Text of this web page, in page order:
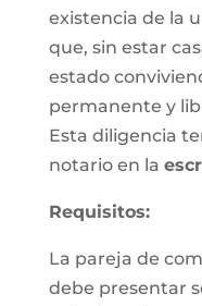
existencia de la
que, sin estar
estado
permanente y
Esta diligencia
notario en la
Requisitos:
La pareja de
debe presentar